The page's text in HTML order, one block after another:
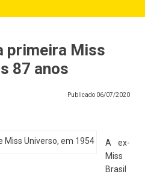
primeira Miss
87 anos
Publicado 06/07/2020
Miss Universo, em 1954
A ex-
Miss
Brasil